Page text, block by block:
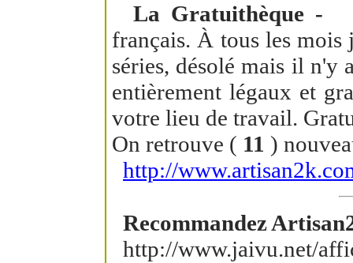
La Gratuithèque -
français. À tous les mois
séries, désolé mais il n'y
entièrement légaux et
votre lieu de travail.
On retrouve ( 11 )
http://
Recommandez
http://www.jaivu.net/